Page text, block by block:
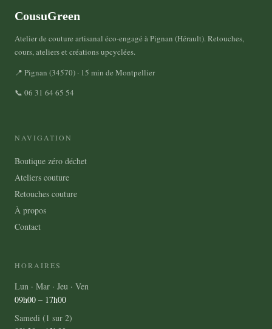
plusieurs
variations.
Les
options
peuvent
sur
la
page
du
produit
CousuGreen
Atelier de couture artisanal éco-engagé à Pignan (Hérault). Retouches,
cours, ateliers et créations upcyclées.
📍 Pignan (34570) · 15 min de Montpellier
📞 06 31 64 65 54
NAVIGATION
Boutique zéro déchet
Ateliers couture
Retouches couture
À propos
Contact
HORAIRES
Lun · Mar · Jeu · Ven
09h00 – 17h00
Samedi (1 sur 2)